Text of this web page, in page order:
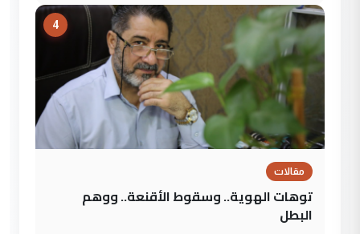
4
مقالات
توهات الهوية.. وسقوط الأقنعة.. ووهم
البطل